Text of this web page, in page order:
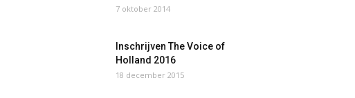
7 oktober 2014
Inschrijven The Voice of
Holland 2016
18 december 2015